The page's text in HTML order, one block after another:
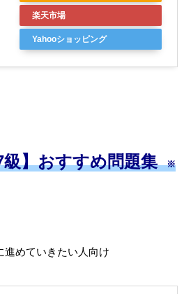
楽天市場
Yahooショッピング
】おすすめ問題集※
進めていきたい人向け